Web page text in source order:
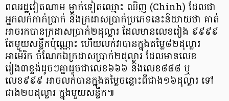
ពលរដ្ឋវៀតណាម ម្នាក់ទៀតឈ្មោះ ឈិញ (Chinh) ដែលជា
អ្នកលក់កាក់ប្រាក់ និងក្រដាសប្រាក់ប្រភេទនេះនិយាយថា គាត់
អាចរកបានក្រដាសប្រាក់២ដុល្លារ ដែលមានលេខរៀង ៩៩៩៩
តែមួយសន្លឹកប៉ុណ្ណោះ ហើយលក់វាបានក្នុងតម្លៃ៨២ដុល្លារ
អាម៉េរិក ចំណែកឯក្រដាសប្រាក់២ដុល្លារ ដែលមានលេខ
រៀង៣ខ្ទង់ដូចៗគ្នាដូចជាលេខ៦៦៦ និងលេខ៨៨៨ ឬ
លេខ៩៩៩ អាចលក់បានក្នុងតម្លៃចន្លោះពីជាង១៦ដុល្លារ ទៅ
ជាង២០ដុល្លារ ក្នុងមួយសន្លឹក៕